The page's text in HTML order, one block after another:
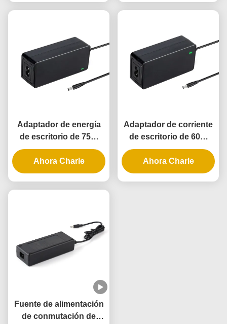
Adaptador de energía
de escritorio de 75W
100-240V AC con
garantía de 3 años y
salida de voltaje
Ahora Charle
Adaptador de corriente
de escritorio de 60W
100-240Vac con salida
de
9V12V15V20V24V36V48V
Ahora Charle
Fuente de alimentación
de conmutación de